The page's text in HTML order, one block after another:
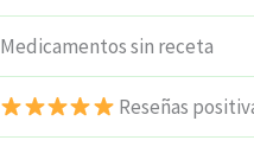
Medicamentos sin receta
Reseñas